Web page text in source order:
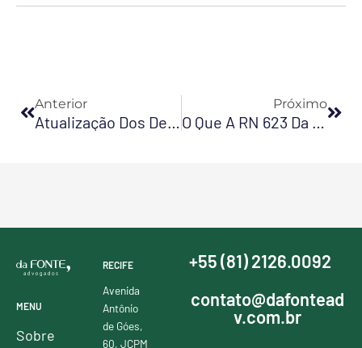
Anterior
Atualização Dos Depósitos Judiciais Pelo IPCA Penaliza Os Contribuintes
Próximo
O Que A RN 623 Da ANS Vai Exigir Da Saúde Suplementar
MENU
Sobre
RECIFE
Avenida
Antônio
de Góes,
60, JCPM
+55 (81) 2126.0092
contato@dafontead
v.com.br